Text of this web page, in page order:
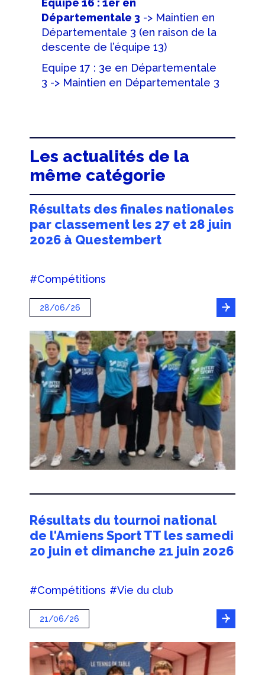
Equipe 16 : 1er en
Départementale 3 -> Maintien en
Départementale 3 (en raison de la
descente de l’équipe 13)
Equipe 17 : 3e en Départementale
3 -> Maintien en Départementale 3
Les actualités de la
même catégorie
Résultats des finales nationales
par classement les 27 et 28 juin
2026 à Questembert
#Compétitions
28/06/26
Résultats du tournoi national
de l'Amiens Sport TT les samedi
20 juin et dimanche 21 juin 2026
#Compétitions #Vie du club
21/06/26